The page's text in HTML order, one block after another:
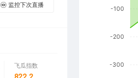
监控下次直播
飞瓜指数